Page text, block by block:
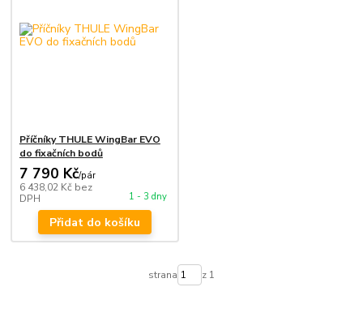
Příčníky THULE WingBar EVO
do fixačních bodů
7 790 Kč/pár
6 438,02 Kč bez
DPH
1 - 3 dny
Přidat do košíku
strana z 1